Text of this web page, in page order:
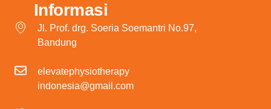
Informasi
Jl. Prof. drg. Soeria Soemantri No.97,
Bandung
elevatephysiotherapy
indonesia@gmail.com